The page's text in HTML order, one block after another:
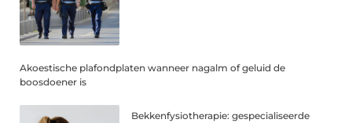
Akoestische plafondplaten wanneer nagalm of geluid de
boosdoener is
Bekkenfysiotherapie: gespecialiseerde